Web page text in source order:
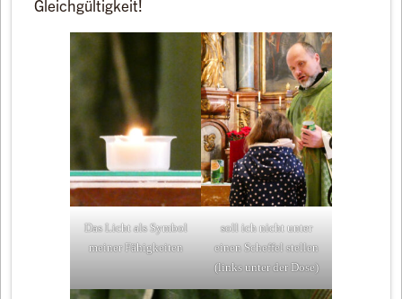
Gleichgültigkeit!
Das Licht als Symbol
meiner Fähigkeiten
soll ich nicht unter
einen Scheffel stellen
(links unter der Dose)